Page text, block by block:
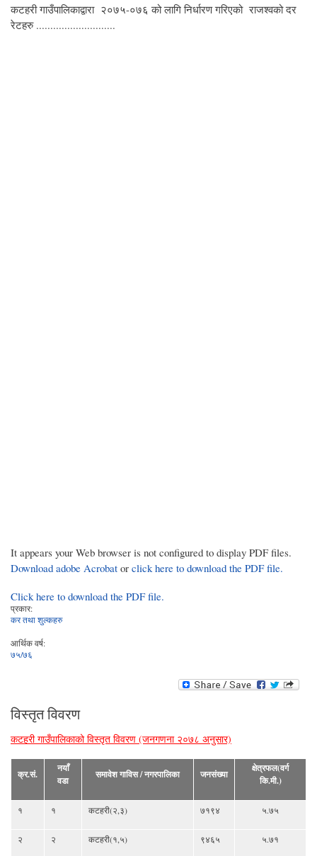
कटहरी गाउँपालिकाद्वारा २०७५-०७६ को लागि निर्धारण गरिएको राजश्वको दर
रेटहरु ............................
It appears your Web browser is not configured to display PDF files.
Download adobe Acrobat or click here to download the PDF file.
Click here to download the PDF file.
प्रकार:
कर तथा शुल्कहरु
आर्थिक वर्ष:
७५/७६
विस्तृत विवरण
कटहरी गाउँपालिकाको विस्तृत विवरण (जनगणना २०७८ अनुसार)
क्र.सं.
नयाँ
वडा
समावेश गाविस / नगरपालिका जनसंख्या
क्षेत्रफल(वर्ग
कि.मी.)
१ १ कटहरी(२,३) ७१९४ ५.७५
२ २ कटहरी(१,५) ९४६५ ५.७१